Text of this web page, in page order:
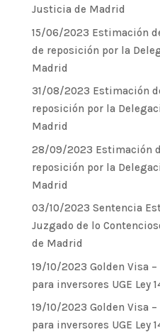
Justicia de Madrid
15/06/2023 Estimación
de reposición por la
Madrid
31/08/2023 Estimación
reposición por la
Madrid
28/09/2023 Estimación
reposición por la
Madrid
03/10/2023 Sentencia
Juzgado de lo
de Madrid
19/10/2023 Golden Visa
para inversores UGE Ley
19/10/2023 Golden Visa
para inversores UGE Ley